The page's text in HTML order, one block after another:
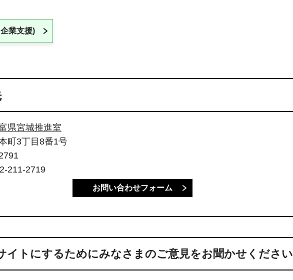
業支援)
県宮城推進室
町3丁目8番1号
211-2719
イトにするためにみなさまのご意見をお聞かせください